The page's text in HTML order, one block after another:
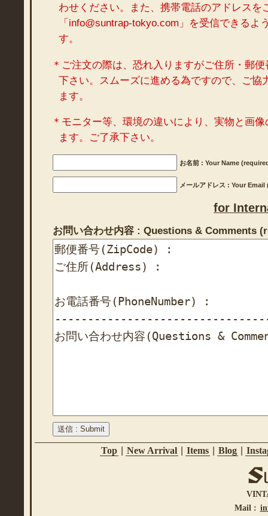
わせください。また、携帯電話のアドレスを
「info@suntrap-tokyo.com」を受信できるよ
す。
＊ご注文の際は、恐れ入りますがご住所・郵
下さい。スムーズに進める為ですので、ご協
ます。
＊モニター等、環境の違いにより、実物と画
ます。ご了承下さい。
お名前 : Your Name
メールアドレス : Your
for
お問い合わせ内容 : Questions & Comments
Top New Arrival Items Blog
Mail :